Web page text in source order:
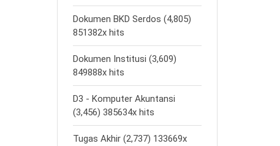
Dokumen BKD Serdos (4,805)
851382x hits
Dokumen Institusi (3,609)
849888x hits
D3 - Komputer Akuntansi
(3,456) 385634x hits
Tugas Akhir (2,737) 133669x